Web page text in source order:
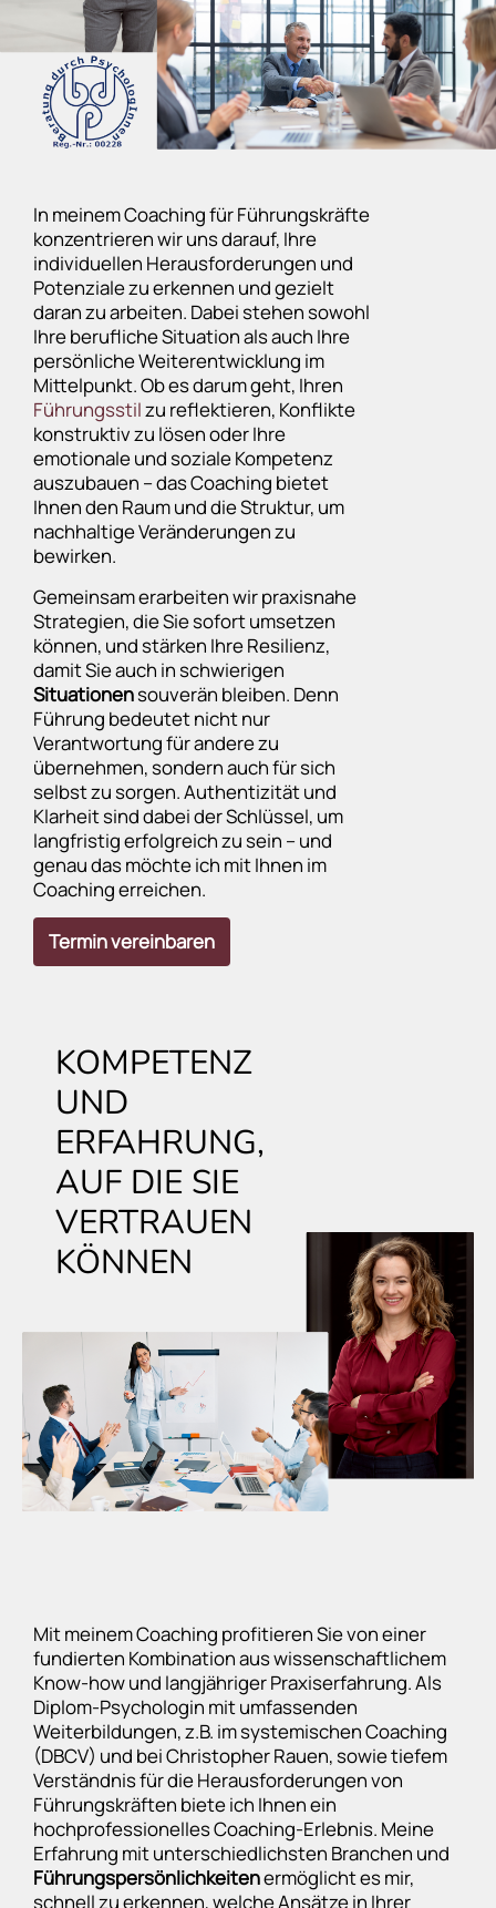
In meinem Coaching für Führungskräfte
konzentrieren wir uns darauf, Ihre
individuellen Herausforderungen und
Potenziale zu erkennen und gezielt
daran zu arbeiten. Dabei stehen sowohl
Ihre berufliche Situation als auch Ihre
persönliche Weiterentwicklung im
Mittelpunkt. Ob es darum geht, Ihren
Führungsstilzu reflektieren, Konflikte
konstruktiv zu lösen oder Ihre
emotionale und soziale Kompetenz
auszubauen – das Coaching bietet
Ihnen den Raum und die Struktur, um
nachhaltige Veränderungen zu
bewirken.
Gemeinsam erarbeiten wir praxisnahe
Strategien, die Sie sofort umsetzen
können, und stärken Ihre Resilienz,
damit Sie auch in schwierigen
Situationensouverän bleiben. Denn
Führung bedeutet nicht nur
Verantwortung für andere zu
übernehmen, sondern auch für sich
selbst zu sorgen. Authentizität und
Klarheit sind dabei der Schlüssel, um
langfristig erfolgreich zu sein – und
genau das möchte ich mit Ihnen im
Coaching erreichen.
Termin vereinbaren
KOMPETENZ
UND
ERFAHRUNG,
AUF DIE SIE
VERTRAUEN
KÖNNEN
Mit meinem Coaching profitieren Sie von einer
fundierten Kombination aus wissenschaftlichem
Know-how und langjähriger Praxiserfahrung. Als
Diplom-Psychologin mit umfassenden
Weiterbildungen, z.B. im systemischen Coaching
(DBCV) und bei Christopher Rauen, sowie tiefem
Verständnis für die Herausforderungen von
Führungskräften biete ich Ihnen ein
hochprofessionelles Coaching-Erlebnis. Meine
Erfahrung mit unterschiedlichsten Branchen und
Führungspersönlichkeitenermöglicht es mir,
schnell zu erkennen, welche Ansätze in Ihrer